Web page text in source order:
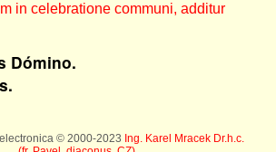
in celebratione communi, additur
Dómino.
© 2000-2023 Ing. Karel Mracek Dr.h.c.